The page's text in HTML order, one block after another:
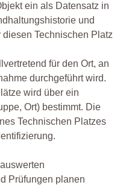
ein als Datensatz in
und
Technischen Platz
für den Ort, an
durchgeführt wird.
wird über ein
Ort) bestimmt. Die
Technischen Platzes
Prüfungen planen